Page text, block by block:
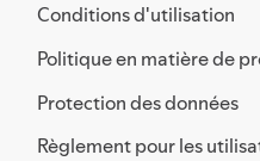
Conditions d'utilisation
Politique en matière de
Protection des données
Règlement pour les